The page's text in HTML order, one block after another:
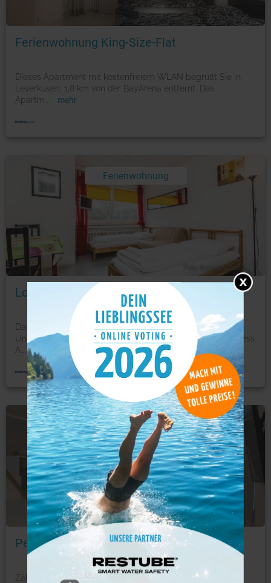
Foto: © booking.com
Ferienwohnung King-Size-Flat
Dieses Apartment mit kostenfreiem WLAN begrüßt Sie in
Leverkusen, 1,8 km von der BayArena entfernt. Das
Apartm
mehr
Ferienwohnung
Foto: © booking.com
Low Budget Apartment Cologne
Das Low Budget Apartment Cologne in Cologne bietet
Unterkünfte mit kostenfreiem WLAN, 3,1 km von der Lanxess
A ... mehr
Ferienwohnung
Foto: © booking.com
Petit Bagage 2019 Neueröffnung
Zählt zu den Bestsellern in Sankt Augustin Petit Bagage